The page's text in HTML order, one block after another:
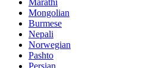
Marathi
Mongolian
Burmese
Nepali
Norwegian
Pashto